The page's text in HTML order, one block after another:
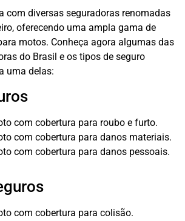
com diversas seguradoras renomadas
oferecendo uma ampla gama de
motos. Conheça agora algumas das
do Brasil e os tipos de seguro
uma delas:
com cobertura para roubo e furto.
com cobertura para danos materiais.
com cobertura para danos pessoais.
com cobertura para colisão.